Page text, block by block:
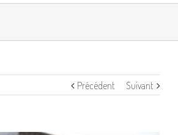
Précédent Suivant